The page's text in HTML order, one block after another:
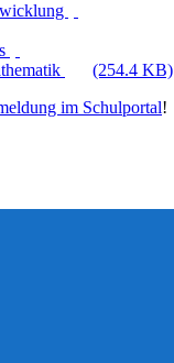
(254.4 KB)
im Schulportal!